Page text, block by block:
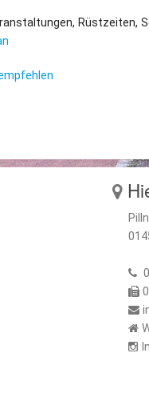
Rüstzeiten,
0
0